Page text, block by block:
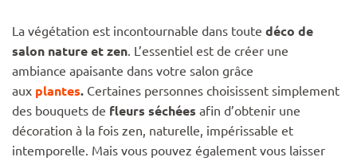
La végétation est incontournable dans toute déco de
salon nature et zen. L’essentiel est de créer une
ambiance apaisante dans votre salon grâce
aux plantes. Certaines personnes choisissent simplement
des bouquets de fleurs séchées afin d’obtenir une
décoration à la fois zen, naturelle, impérissable et
intemporelle. Mais vous pouvez également vous laisser